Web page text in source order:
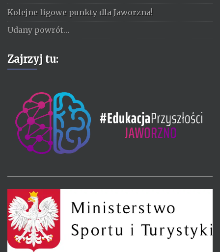
Kolejne ligowe punkty dla Jaworzna!
Udany powrót…
Zajrzyj tu: